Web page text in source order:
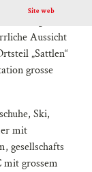
Site web
Aussicht
„Sattlen“
grosse
Ski,
mit
gesellschafts
mit grossem